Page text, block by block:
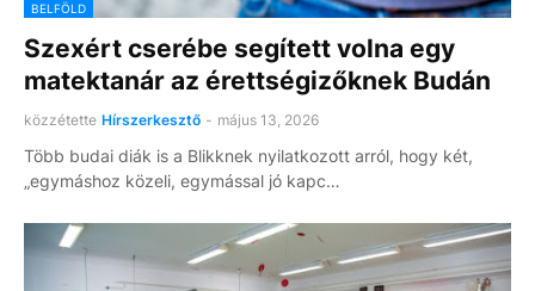
BELFÖLD
Szexért cserébe segített volna egy
matektanár az érettségizőknek Budán
közzétette Hírszerkesztő - május 13, 2026
Több budai diák is a Blikknek nyilatkozott arról, hogy két,
„egymáshoz közeli, egymással jó kapc…